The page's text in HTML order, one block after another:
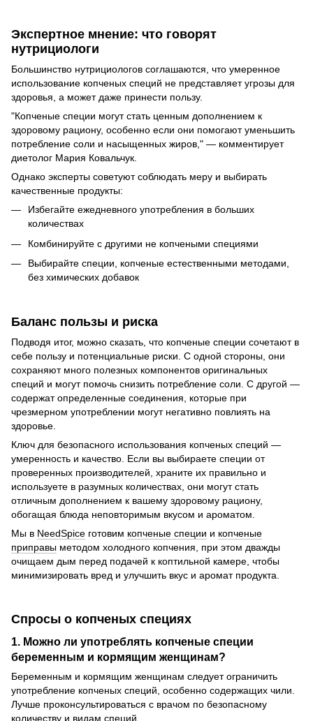
Экспертное мнение: что говорят
нутрициологи
Большинство нутрициологов соглашаются, что умеренное
использование копченых специй не представляет угрозы для
здоровья, а может даже принести пользу.
"Копченые специи могут стать ценным дополнением к
здоровому рациону, особенно если они помогают уменьшить
потребление соли и насыщенных жиров," — комментирует
диетолог Мария Ковальчук.
Однако эксперты советуют соблюдать меру и выбирать
качественные продукты:
Избегайте ежедневного употребления в больших
количествах
Комбинируйте с другими не копчеными специями
Выбирайте специи, копченые естественными методами,
без химических добавок
Баланс пользы и риска
Подводя итог, можно сказать, что копченые специи сочетают в
себе пользу и потенциальные риски. С одной стороны, они
сохраняют много полезных компонентов оригинальных
специй и могут помочь снизить потребление соли. С другой —
содержат определенные соединения, которые при
чрезмерном употреблении могут негативно повлиять на
здоровье.
Ключ для безопасного использования копченых специй —
умеренность и качество. Если вы выбираете специи от
проверенных производителей, храните их правильно и
используете в разумных количествах, они могут стать
отличным дополнением к вашему здоровому рациону,
обогащая блюда неповторимым вкусом и ароматом.
Мы в NeedSpice готовим копченые специи и копченые
приправы методом холодного копчения, при этом дважды
очищаем дым перед подачей к коптильной камере, чтобы
минимизировать вред и улучшить вкус и аромат продукта.
Спросы о копченых специях
1. Можно ли употреблять копченые специи
беременным и кормящим женщинам?
Беременным и кормящим женщинам следует ограничить
употребление копченых специй, особенно содержащих чили.
Лучше проконсультироваться с врачом по безопасному
количеству и видам специй.